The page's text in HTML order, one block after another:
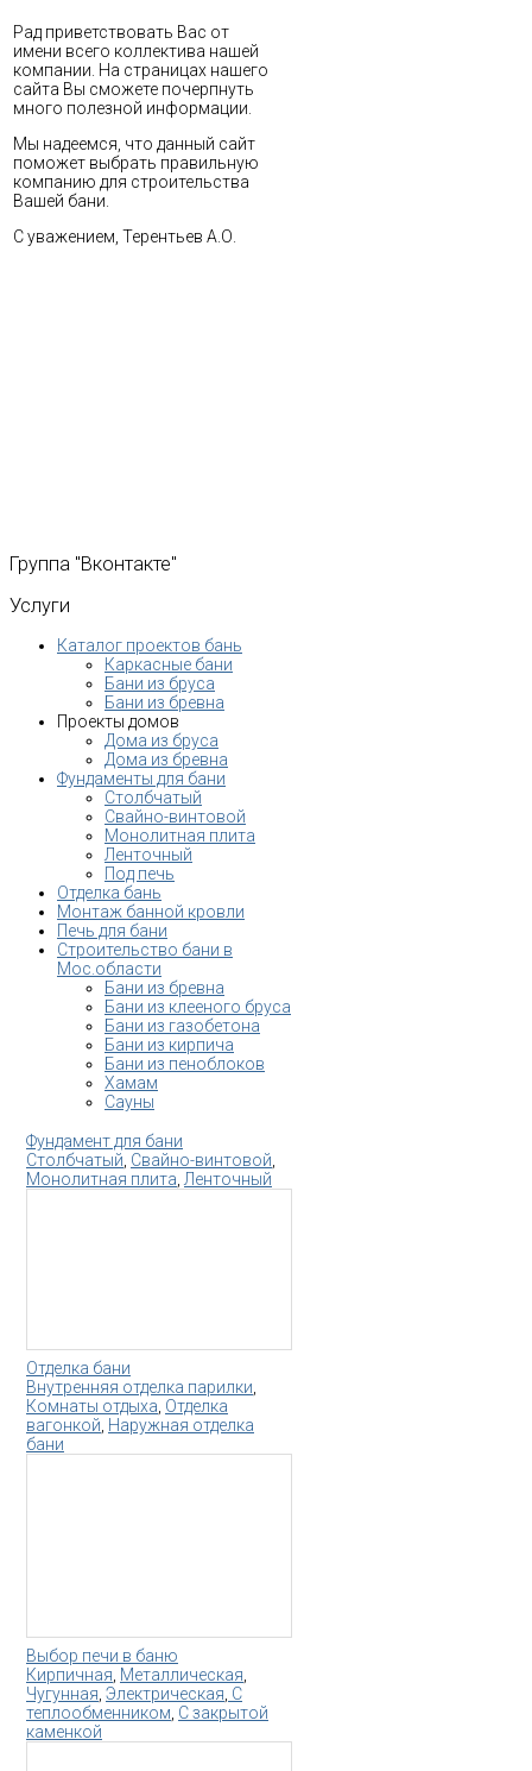
Рад приветствовать Вас от
имени всего коллектива нашей
компании. На страницах нашего
сайта Вы сможете почерпнуть
много полезной информации.
Мы надеемся, что данный сайт
поможет выбрать правильную
компанию для строительства
Вашей бани.
С уважением, Терентьев А.О.
Группа "Вконтакте"
Услуги
Каталог проектов бань
Каркасные бани
Бани из бруса
Бани из бревна
Проекты домов
Дома из бруса
Дома из бревна
Фундаменты для бани
Столбчатый
Свайно-винтовой
Монолитная плита
Ленточный
Под печь
Отделка бань
Монтаж банной кровли
Печь для бани
Строительство бани в
Мос.области
Бани из бревна
Бани из клееного бруса
Бани из газобетона
Бани из кирпича
Бани из пеноблоков
Хамам
Сауны
Фундамент для бани
Столбчатый, Свайно-винтовой,
Монолитная плита,Ленточный
Отделка бани
Внутренняя отделка парилки,
Комнаты отдыха, Отделка
вагонкой, Наружная отделка
бани
Выбор печи в баню
Кирпичная, Металлическая,
Чугунная, Электрическая, С
теплообменником, С закрытой
каменкой